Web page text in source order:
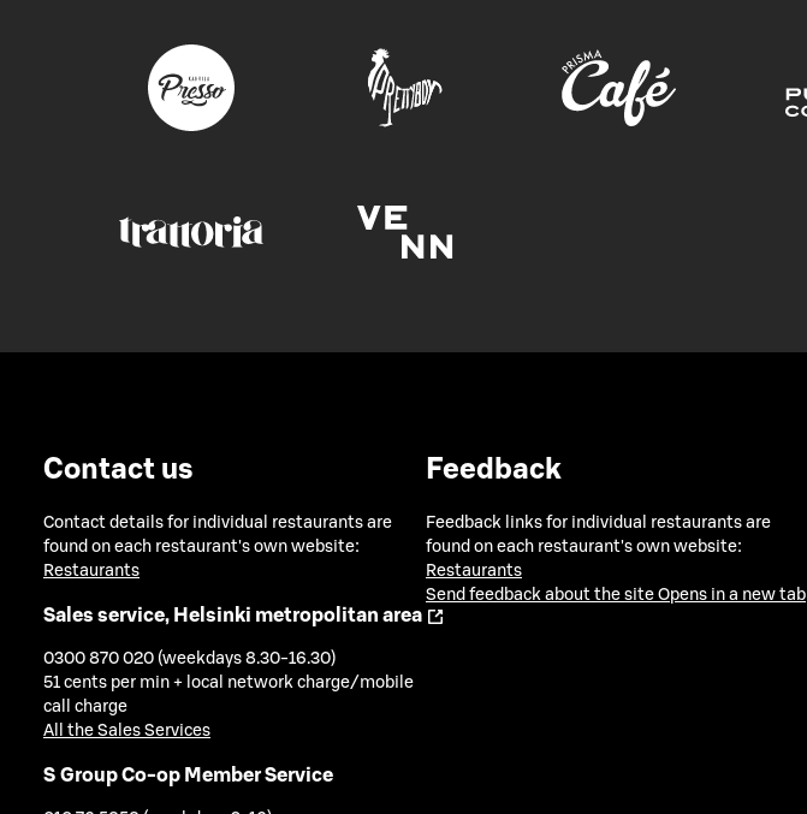
Contact us
Contact details for individual restaurants are
found on each restaurant's own website:
Restaurants
Sales service, Helsinki metropolitan area
0300 870 020 (weekdays 8.30-16.30)
51 cents per min + local network charge/mobile
call charge
All the Sales Services
S Group Co-op Member Service
Feedback
Feedback links for individual restaurants are
found on each restaurant's own website:
Restaurants
Send feedback about the site Opens in a new tab